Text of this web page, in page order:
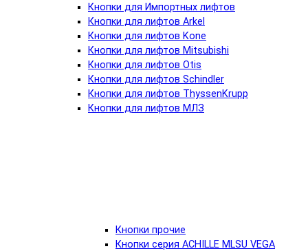
Кнопки для Импортных лифтов
Кнопки для лифтов Arkel
Кнопки для лифтов Kone
Кнопки для лифтов Mitsubishi
Кнопки для лифтов Otis
Кнопки для лифтов Schindler
Кнопки для лифтов ThyssenKrupp
Кнопки для лифтов МЛЗ
Кнопки прочие
Кнопки серия ACHILLE MLSU VEGA